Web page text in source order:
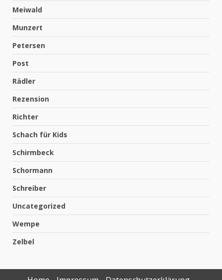
Meiwald
Munzert
Petersen
Post
Rädler
Rezension
Richter
Schach für Kids
Schirmbeck
Schormann
Schreiber
Uncategorized
Wempe
Zelbel